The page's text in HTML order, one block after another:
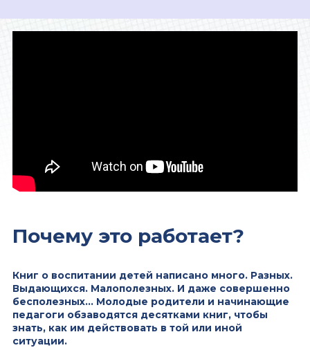
Почему это работает?
Книг о воспитании детей написано много. Разных.
Выдающихся. Малополезных. И даже совершенно
бесполезных… Молодые родители и начинающие
педагоги обзаводятся десятками книг, чтобы
знать, как им действовать в той или иной
ситуации.